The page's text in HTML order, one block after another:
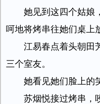
她见到这四个姑娘
呵地将烤串往她们桌上
江易春点着头朝田
三个室友。
她看见她们脸上的
苏烟悦接过烤串，